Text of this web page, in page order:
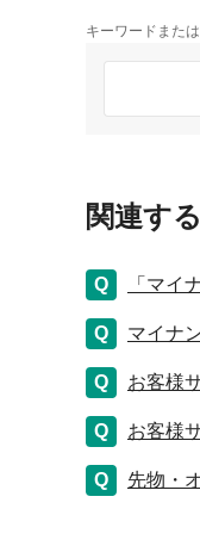
キーワードまた
関連す
「マイ
マイナ
お客様
お客様
先物・